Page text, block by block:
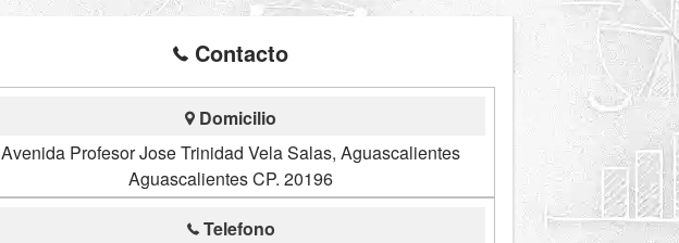
Contacto
Domicilio
Avenida Profesor Jose Trinidad Vela Salas, Aguascalientes
Aguascalientes CP. 20196
Telefono